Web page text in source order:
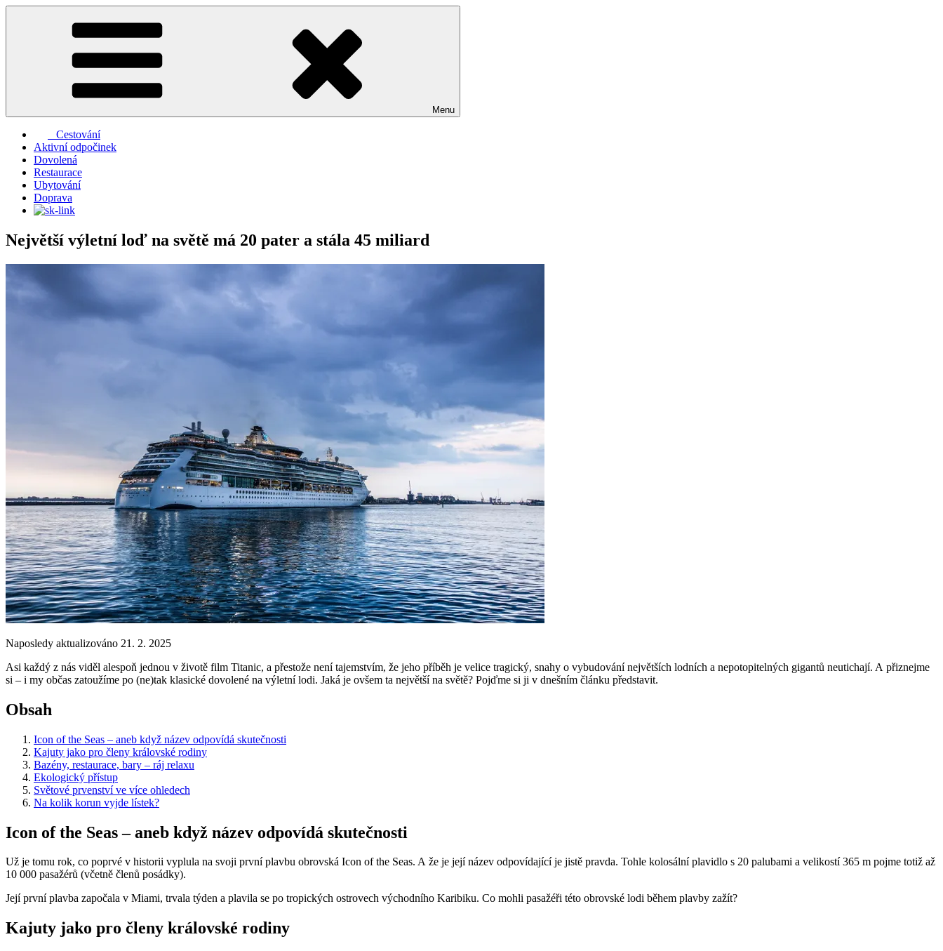
Přejít
Menu
Cestování
Aktivní odpočinek
Dovolená
Restaurace
Ubytování
Doprava
Největší výletní loď na světě má 20 pater a stála 45 miliard
Naposledy aktualizováno 21. 2. 2025
Asi každý z nás viděl alespoň jednou v životě film Titanic, a přestože není tajemstvím, že jeho příběh je velice tragický, snahy o vybudování největších lodních a nepotopitelných gigantů neutichají. A přiznejme
si – i my občas zatoužíme po (ne)tak klasické dovolené na výletní lodi. Jaká je ovšem ta největší na světě? Pojďme si ji v dnešním článku představit.
Obsah
Icon of the Seas – aneb když název odpovídá skutečnosti
Kajuty jako pro členy královské rodiny
Bazény, restaurace, bary – ráj relaxu
Ekologický přístup
Světové prvenství ve více ohledech
Na kolik korun vyjde lístek?
Icon of the Seas – aneb když název odpovídá skutečnosti
Už je tomu rok, co poprvé v historii vyplula na svoji první plavbu obrovská Icon of the Seas. A že je její název odpovídající je jistě pravda. Tohle kolosální plavidlo s 20 palubami a velikostí 365 m pojme totiž až
10 000 pasažérů (včetně členů posádky).
Její první plavba započala v Miami, trvala týden a plavila se po tropických ostrovech východního Karibiku. Co mohli pasažéři této obrovské lodi během plavby zažít?
Kajuty jako pro členy královské rodiny